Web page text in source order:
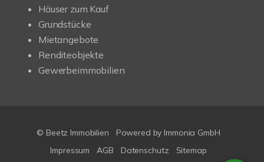
Häuser zum Kauf
Grundstücke
Mietangebote
Renditeobjekte
Gewerbeimmobilien
© Beetz Immobilien Powered by Immonia GmbH
Impressum
AGB Datenschutz Sitemap